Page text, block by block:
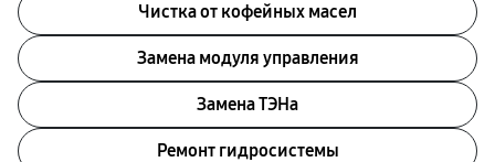
Чистка от кофейных масел
Замена модуля управления
Замена ТЭНа
Ремонт гидросистемы